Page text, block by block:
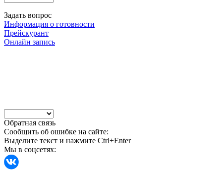
Задать вопрос
Информация о готовности
Прейскурант
Онлайн запись
Обратная связь
Сообщить об ошибке на сайте:
Выделите текст и нажмите Ctrl+Enter
Мы в соцсетях: